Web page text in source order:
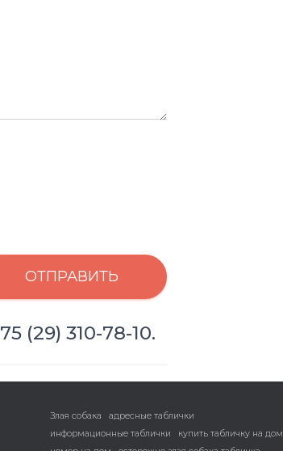
ОТПРАВИТЬ
(29) 310-78-10.
Злая собака
адресные таблички
информационные таблички
купить табличку на дом